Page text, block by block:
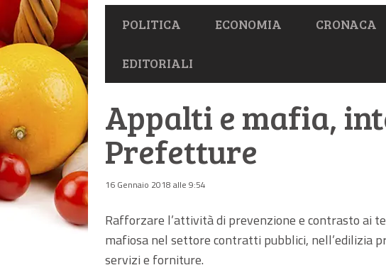
NAVIGAZIONE
PRIMARIA
POLITICA ECONOMIA CRONACA
EDITORIALI
Appalti e mafia,
Prefetture
16 Gennaio 2018 alle 9:54
Rafforzare l’attività di prevenzione e contrasto ai
mafiosa nel settore contratti pubblici, nell’edilizia
servizi e forniture.